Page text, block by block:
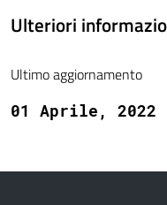
Ulteriori
Ultimo aggiornamento
01 Aprile, 2022